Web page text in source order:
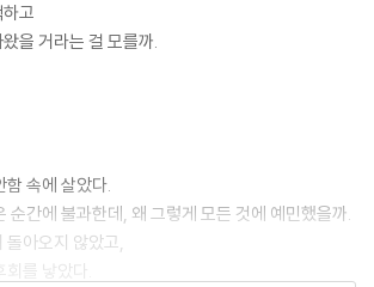
고
을 거라는 걸 모를까.
함 속에 살았다.
순간에 불과한데, 왜 그렇게 모든 것에 예민했을까.
돌아오지 않았고,
를 낳았다.